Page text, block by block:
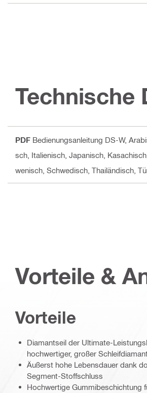
Technische
PDF Bedienungsanleitung DS-W,
sch, Italienisch, Japanisch,
wenisch, Schwedisch, Thailändisch,
Vorteile &
Vorteile
Diamantseil der Ultimate-
hochwertiger, großer
Äußerst hohe Lebensdauer dank
Segment-Stoffschluss
Hochwertige Gummibeschichtung